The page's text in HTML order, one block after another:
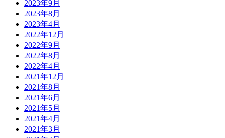
2023年9月
2023年8月
2023年4月
2022年12月
2022年9月
2022年8月
2022年4月
2021年12月
2021年8月
2021年6月
2021年5月
2021年4月
2021年3月